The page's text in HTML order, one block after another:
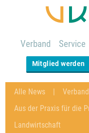
Verband Service
Mitglied werden
Alle News
Aus der Praxis für die
Landwirtschaft